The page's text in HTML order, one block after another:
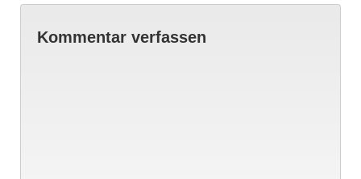
Kommentar verfassen